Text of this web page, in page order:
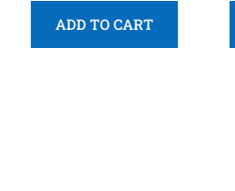
ADD TO CART